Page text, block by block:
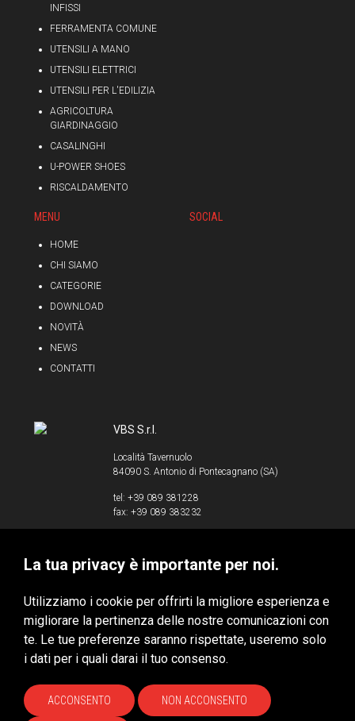
INFISSI
FERRAMENTA COMUNE
UTENSILI A MANO
UTENSILI ELETTRICI
UTENSILI PER L'EDILIZIA
AGRICOLTURA
GIARDINAGGIO
CASALINGHI
U-POWER SHOES
RISCALDAMENTO
MENU
HOME
CHI SIAMO
CATEGORIE
DOWNLOAD
NOVITÀ
NEWS
CONTATTI
SOCIAL
VBS S.r.l.
Località Tavernuolo
84090 S. Antonio di Pontecagnano (SA)
tel: +39 089 381228
fax: +39 089 383232
P.IVA 00853520658
VBS S.r.l. © 2020 - Tutti i diritti riservati
Privacy & Cookie Policy
La tua privacy è importante per noi.
Utilizziamo i cookie per offrirti la migliore esperienza e
migliorare la pertinenza delle nostre comunicazioni con
te. Le tue preferenze saranno rispettate, useremo solo
i dati per i quali darai il tuo consenso.
ACCONSENTO NON ACCONSENTO